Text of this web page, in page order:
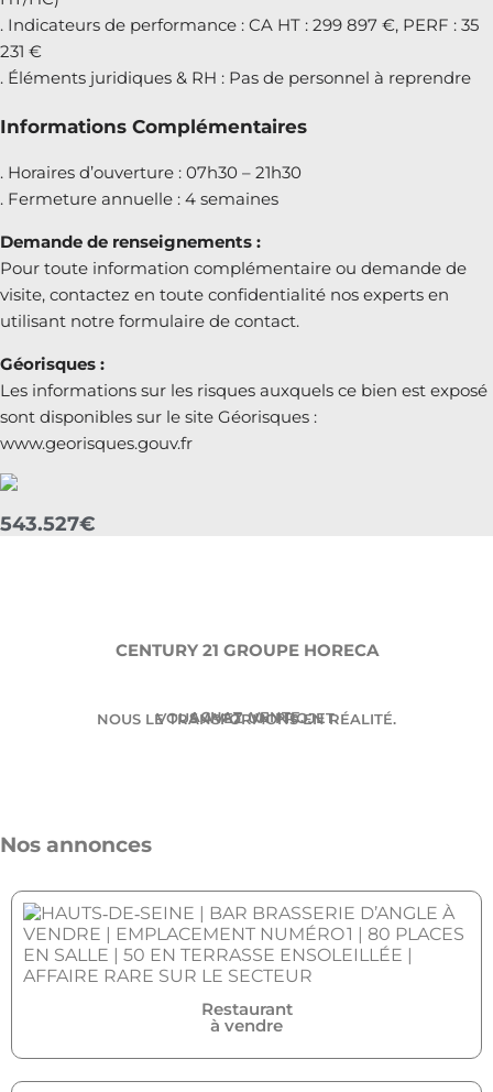
. Indicateurs de performance : CA HT : 299 897 €, PERF : 35
231 €
. Éléments juridiques & RH : Pas de personnel à reprendre
Informations Complémentaires
. Horaires d’ouverture : 07h30 – 21h30
. Fermeture annuelle : 4 semaines
Demande de renseignements :
Pour toute information complémentaire ou demande de
visite, contactez en toute confidentialité nos experts en
utilisant notre formulaire de contact.
Géorisques :
Les informations sur les risques auxquels ce bien est exposé
sont disponibles sur le site Géorisques :
www.georisques.gouv.fr
543.527€
CENTURY 21 GROUPE HORECA
ACHAT. VENTE.
VOUS AVEZ UN PROJET.
NOUS LE TRANSFORMONS EN RÉALITÉ.
Nos annonces
Restaurant
à vendre